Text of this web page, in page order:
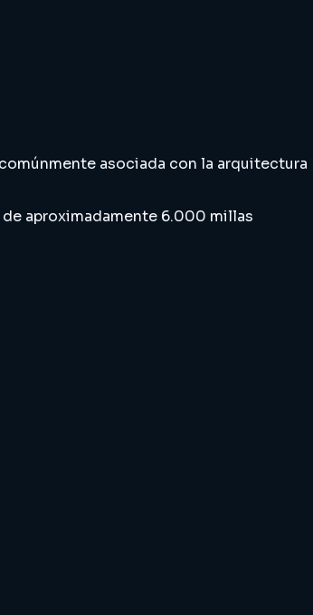
asociada con la arquitectura
de aproximadamente 6.000 millas